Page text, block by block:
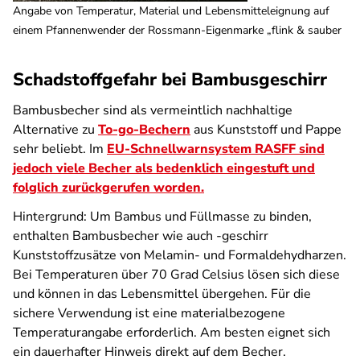
Angabe von Temperatur, Material und Lebensmitteleignung auf
einem Pfannenwender der Rossmann-Eigenmarke „flink & sauber
Schadstoffgefahr bei Bambusgeschirr
Bambusbecher sind als vermeintlich nachhaltige
Alternative zu To-go-Bechern aus Kunststoff und Pappe
sehr beliebt. Im EU-Schnellwarnsystem RASFF sind
jedoch viele Becher als bedenklich eingestuft und
folglich zurückgerufen worden.
Hintergrund: Um Bambus und Füllmasse zu binden,
enthalten Bambusbecher wie auch -geschirr
Kunststoffzusätze von Melamin- und Formaldehydharzen.
Bei Temperaturen über 70 Grad Celsius lösen sich diese
und können in das Lebensmittel übergehen. Für die
sichere Verwendung ist eine materialbezogene
Temperaturangabe erforderlich. Am besten eignet sich
ein dauerhafter Hinweis direkt auf dem Becher.